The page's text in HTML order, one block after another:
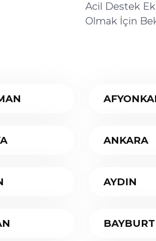
Acil Destek
Olmak İçin
ANKARA
AYDIN
BAYBURT